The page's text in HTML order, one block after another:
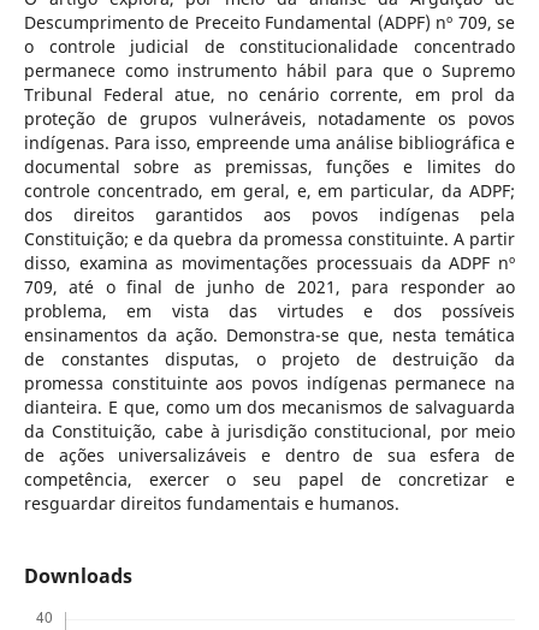
Descumprimento de Preceito Fundamental (ADPF) nº 709, se
o controle judicial de constitucionalidade concentrado
permanece como instrumento hábil para que o Supremo
Tribunal Federal atue, no cenário corrente, em prol da
proteção de grupos vulneráveis, notadamente os povos
indígenas. Para isso, empreende uma análise bibliográfica e
documental sobre as premissas, funções e limites do
controle concentrado, em geral, e, em particular, da ADPF;
dos direitos garantidos aos povos indígenas pela
Constituição; e da quebra da promessa constituinte. A partir
disso, examina as movimentações processuais da ADPF nº
709, até o final de junho de 2021, para responder ao
problema, em vista das virtudes e dos possíveis
ensinamentos da ação. Demonstra-se que, nesta temática
de constantes disputas, o projeto de destruição da
promessa constituinte aos povos indígenas permanece na
dianteira. E que, como um dos mecanismos de salvaguarda
da Constituição, cabe à jurisdição constitucional, por meio
de ações universalizáveis e dentro de sua esfera de
competência, exercer o seu papel de concretizar e
resguardar direitos fundamentais e humanos.
Downloads